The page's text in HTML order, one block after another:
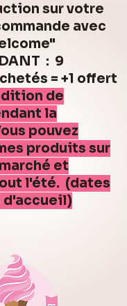
sur votre
avec
: 9
= +1 offert
de
la
pouvez
produits sur
et
l'été. (dates
d'accueil)